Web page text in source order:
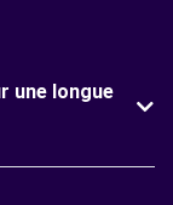
une longue